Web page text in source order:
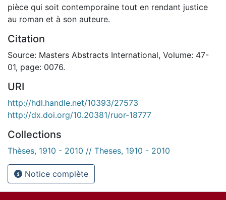
pièce qui soit contemporaine tout en rendant justice
au roman et à son auteure.
Citation
Source: Masters Abstracts International, Volume: 47-
01, page: 0076.
URI
http://hdl.handle.net/10393/27573
http://dx.doi.org/10.20381/ruor-18777
Collections
Thèses, 1910 - 2010 // Theses, 1910 - 2010
Notice complète